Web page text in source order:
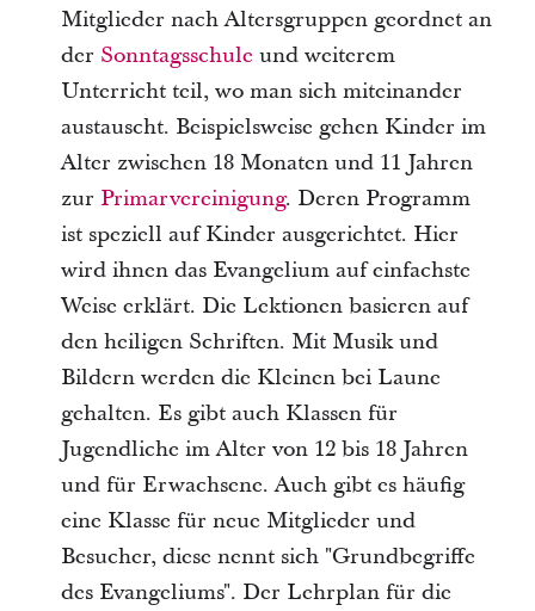
Mitglieder nach Altersgruppen geordnet an
der Sonntagsschule und weiterem
Unterricht teil, wo man sich miteinander
austauscht. Beispielsweise gehen Kinder im
Alter zwischen 18 Monaten und 11 Jahren
zur Primarvereinigung. Deren Programm
ist speziell auf Kinder ausgerichtet. Hier
wird ihnen das Evangelium auf einfachste
Weise erklärt. Die Lektionen basieren auf
den heiligen Schriften. Mit Musik und
Bildern werden die Kleinen bei Laune
gehalten. Es gibt auch Klassen für
Jugendliche im Alter von 12 bis 18 Jahren
und für Erwachsene. Auch gibt es häufig
eine Klasse für neue Mitglieder und
Besucher, diese nennt sich "Grundbegriffe
des Evangeliums". Der Lehrplan für die